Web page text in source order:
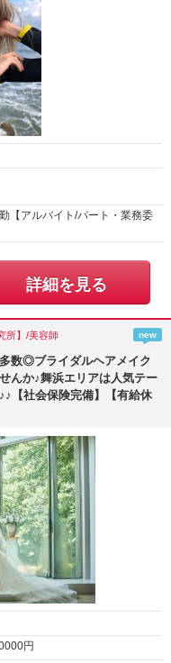
円～
【アルバイト/パート・業務委
詳細を見る
所】/美容師 new
数◎ブライダルヘアメイク
んか♪舞浜エリアは人気テー
【社会保険完備】【有給休
円